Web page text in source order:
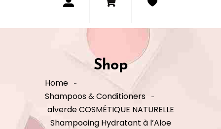
Shop
Home
Shampoos & Conditioners
alverde COSMÉTIQUE NATURELLE
Shampooing Hydratant à l’Aloe